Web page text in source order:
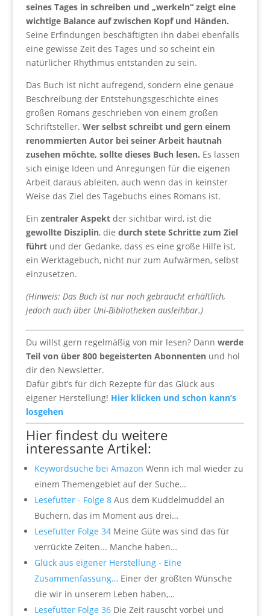
seines Tages in schreiben und „werkeln“ zeigt eine
wichtige Balance auf zwischen Kopf und Händen.
Seine Erfindungen beschäftigten ihn dabei ebenfalls
eine gewisse Zeit des Tages und so scheint ein
natürlicher Rhythmus entstanden zu sein.
Das Buch ist nicht aufregend, sondern eine genaue
Beschreibung der Entstehungsgeschichte eines
großen Romans geschrieben von einem großen
Schriftsteller. Wer selbst schreibt und gern einem
renommierten Autor bei seiner Arbeit hautnah
zusehen möchte, sollte dieses Buch lesen. Es lassen
sich einige Ideen und Anregungen für die eigenen
Arbeit daraus ableiten, auch wenn das in keinster
Weise das Ziel des Tagebuchs eines Romans ist.
Ein zentraler Aspektder sichtbar wird, ist die
gewollte Disziplin, die durch stete Schritte zum Ziel
führtund der Gedanke, dass es eine große Hilfe ist,
ein Werktagebuch, nicht nur zum Aufwärmen, selbst
einzusetzen.
(Hinweis: Das Buch ist nur noch gebraucht erhältlich,
jedoch auch über Uni-Bibliotheken ausleihbar.)
Du willst gern regelmäßig von mir lesen? Dann werde
Teil von über 800 begeisterten Abonnentenund hol
dir den Newsletter.
Dafür gibt’s für dich Rezepte für das Glück aus
eigener Herstellung! Hier klicken und schon kann’s
losgehen
Hier findest du weitere
interessante Artikel:
Keywordsuche bei Amazon Wenn ich mal wieder zu
einem Themengebiet auf der Suche…
Lesefutter - Folge 8Aus dem Kuddelmuddel an
Büchern, das im Moment aus drei…
Lesefutter Folge 34Meine Güte was sind das für
verrückte Zeiten... Manche haben…
Glück aus eigener Herstellung - Eine
Zusammenfassung… Einer der größten Wünsche
die wir in unserem Leben haben,…
Lesefutter Folge 36Die Zeit rauscht vorbei und